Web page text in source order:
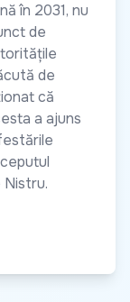
în 2031, nu
de
de
că
a ajuns
Nistru.